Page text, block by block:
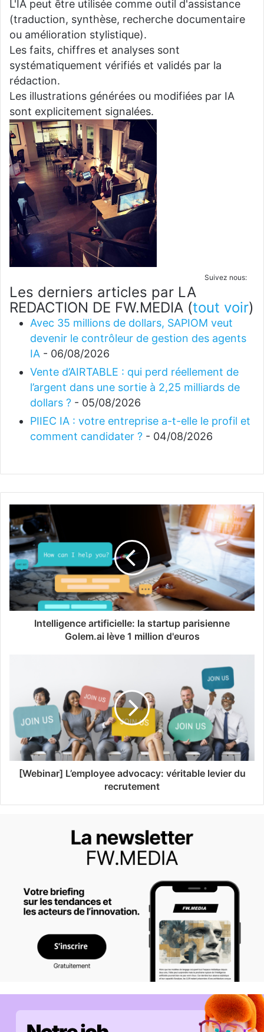
L'IA peut être utilisée comme outil d'assistance
(traduction, synthèse, recherche documentaire
ou amélioration stylistique).
Les faits, chiffres et analyses sont
systématiquement vérifiés et validés par la
rédaction.
Les illustrations générées ou modifiées par IA
sont explicitement signalées.
Suivez nous:
Les derniers articles par LA
REDACTION DE FW.MEDIA (tout voir)
Avec 35 millions de dollars, SAPIOM veut
devenir le contrôleur de gestion des agents
IA - 06/08/2026
Vente d’AIRTABLE : qui perd réellement de
l’argent dans une sortie à 2,25 milliards de
dollars ? - 05/08/2026
PIIEC IA : votre entreprise a-t-elle le profil et
comment candidater ? - 04/08/2026
Intelligence artificielle: la startup parisienne
Golem.ai lève 1 million d'euros
[Webinar] L’employee advocacy: véritable levier du
recrutement